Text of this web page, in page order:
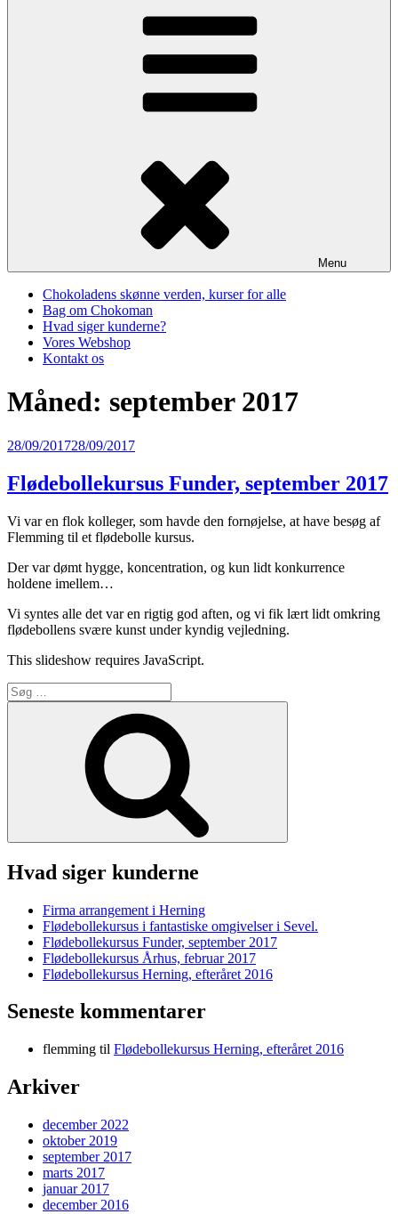
Menu
Chokoladens skønne verden, kurser for alle
Bag om Chokoman
Hvad siger kunderne?
Vores Webshop
Kontakt os
Måned: september 2017
Udgivet
28/09/201728/09/2017
Flødebollekursus Funder, september 2017
Vi var en flok kolleger, som havde den fornøjelse, at have besøg af
Flemming til et flødebolle kursus.
Der var dømt hygge, koncentration, og kun lidt konkurrence
holdene imellem…
Vi syntes alle det var en rigtig god aften, og vi fik lært lidt omkring
flødebollens svære kunst under kyndig vejledning.
This slideshow requires JavaScript.
Søg
efter:
Hvad siger kunderne
Firma arrangement i Herning
Flødebollekursus i fantastiske omgivelser i Sevel.
Flødebollekursus Funder, september 2017
Flødebollekursus Århus, februar 2017
Flødebollekursus Herning, efteråret 2016
Seneste kommentarer
flemming til Flødebollekursus Herning, efteråret 2016
Arkiver
december 2022
oktober 2019
september 2017
marts 2017
januar 2017
december 2016